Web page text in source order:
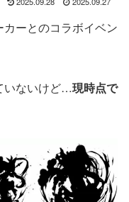
カーとのコラボイベン
いないけど…現時点で